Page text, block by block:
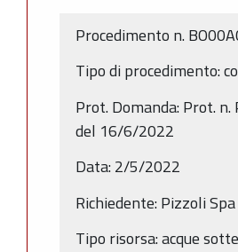
Procedimento n.
Tipo di procedimento:
Prot. Domanda: Prot.
del 16/6/2022
Data: 2/5/2022
Richiedente: Pizzoli Spa
Tipo risorsa: acque